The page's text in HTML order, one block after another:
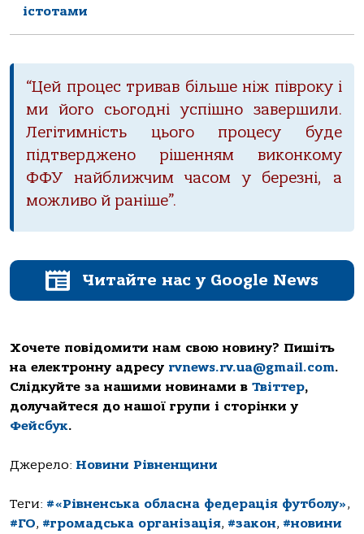
істотами
“Цей процес тривав більше ніж півроку і
ми його сьогодні успішно завершили.
Легітимність цього процесу буде
підтверджено рішенням виконкому
ФФУ найближчим часом у березні, а
можливо й раніше”.
Читайте нас у Google News
Хочете повідомити нам свою новину? Пишіть
на електронну адресу rvnews.rv.ua@gmail.com.
Слідкуйте за нашими новинами в Твіттер,
долучайтеся до нашої групи і сторінки у
Фейсбук.
Джерело: Новини Рівненщини
Теги: #«Рівненська обласна федерація футболу»,
#ГО, #громадська організація, #закон, #новини